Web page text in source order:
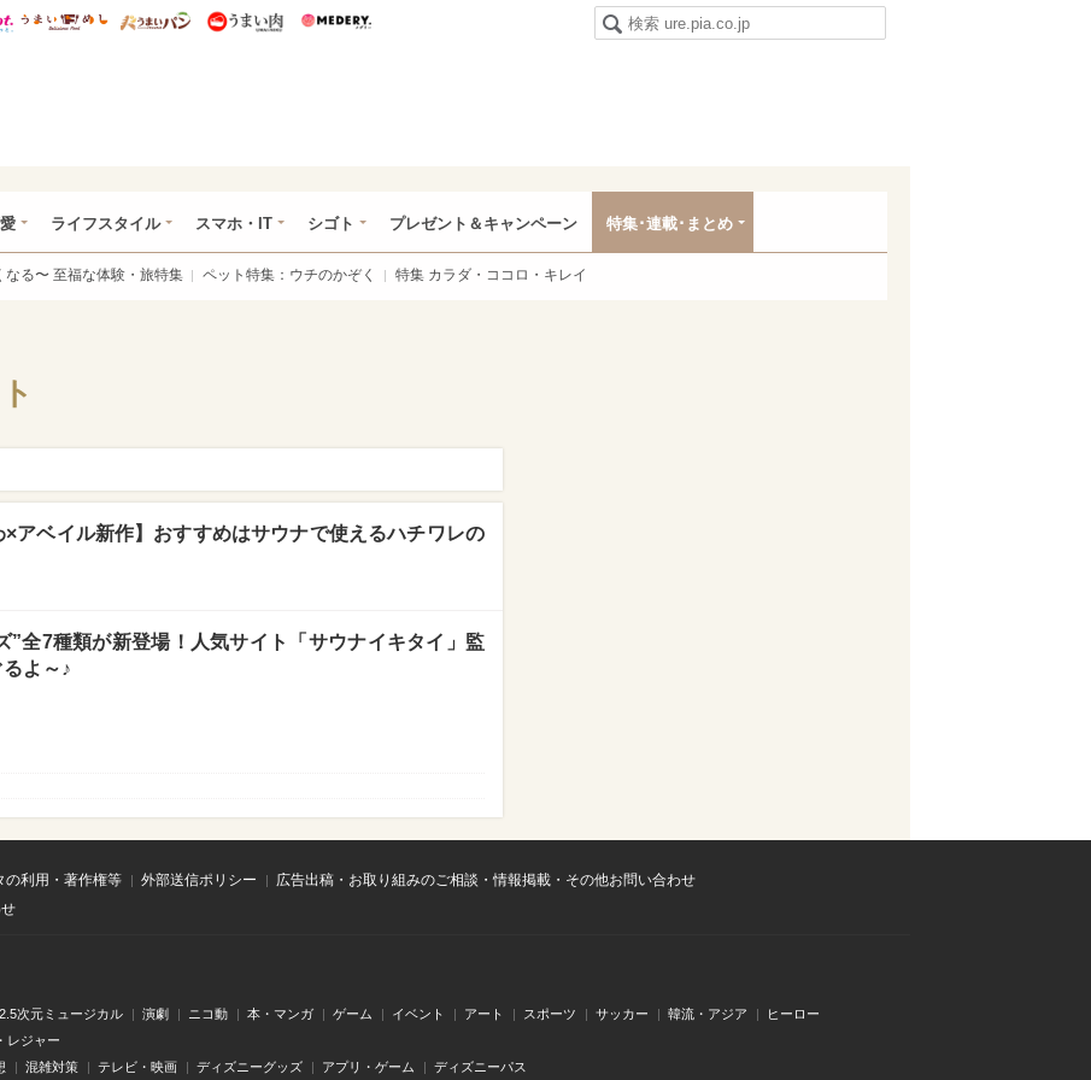
総研 ディズニー特集
mimot. うまいめし うまいパン うまい肉
ライフスタイル スマホ・IT シゴト プレゼント＆キャンペーン 特集･連載･まとめ
なる〜 至福な体験・旅特集 ペット特集：ウチのかぞく 特集 カラダ・ココロ・キレイ
アベイル新作】おすすめはサウナで使えるハチワレの
”全7種類が新登場！人気サイト「サウナイキタイ」監
よ～♪
の利用・著作権等 外部送信ポリシー
広告出稿・お取り組みのご相談・情報掲載・その他お問い合わせ
2.5次元ミュージカル 演劇 ニコ動 本・マンガ ゲーム イベント アート スポーツ サッカー 韓流・アジア ヒーロー
レジャー
混雑対策 テレビ・映画 ディズニーグッズ アプリ・ゲーム ディズニーパス